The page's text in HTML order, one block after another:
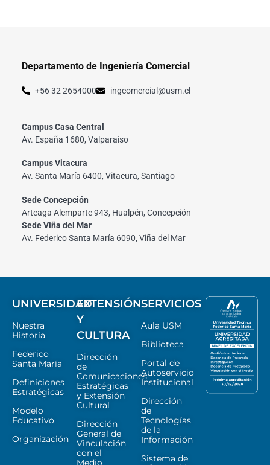
Departamento de Ingeniería Comercial
+56 32 2654000 ingcomercial@usm.cl
Campus Casa Central
Av. España 1680, Valparaíso
Campus Vitacura
Av. Santa María 6400, Vitacura, Santiago
Sede Concepción
Arteaga Alemparte 943, Hualpén, Concepción
Sede Viña del Mar
Av. Federico Santa María 6090, Viña del Mar
UNIVERSIDAD
Nuestra
Historia
Federico
Santa María
Definiciones
Estratégicas
Modelo
Educativo
Organización
EXTENSIÓN
Y
CULTURA
Dirección
de
Comunicaciones
Estratégicas
y Extensión
Cultural
Dirección
General de
Vinculación
con el
Medio
SERVICIOS
Aula USM
Biblioteca
Portal de
Autoservicio
Institucional
Dirección
de
Tecnologías
de la
Información
Sistema de